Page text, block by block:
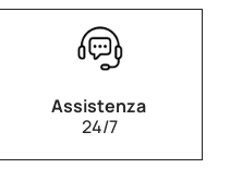
Assistenza
24/7